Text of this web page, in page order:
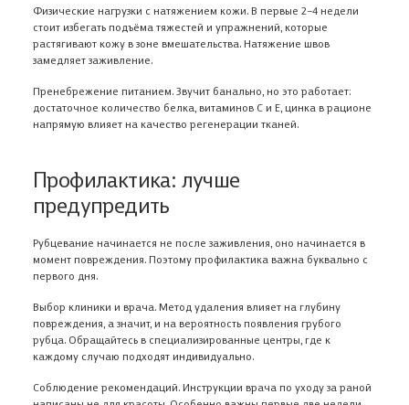
Физические нагрузки с натяжением кожи. В первые 2–4 недели
стоит избегать подъёма тяжестей и упражнений, которые
растягивают кожу в зоне вмешательства. Натяжение швов
замедляет заживление.
Пренебрежение питанием. Звучит банально, но это работает:
достаточное количество белка, витаминов C и E, цинка в рационе
напрямую влияет на качество регенерации тканей.
Профилактика: лучше
предупредить
Рубцевание начинается не после заживления, оно начинается в
момент повреждения. Поэтому профилактика важна буквально с
первого дня.
Выбор клиники и врача. Метод удаления влияет на глубину
повреждения, а значит, и на вероятность появления грубого
рубца. Обращайтесь в специализированные центры, где к
каждому случаю подходят индивидуально.
Соблюдение рекомендаций. Инструкции врача по уходу за раной